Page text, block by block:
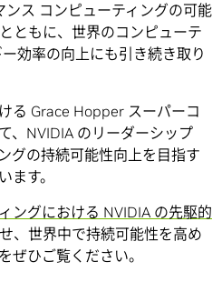
ス コンピューティングの可能
ともに、世界のコンピューテ
効率の向上にも引き続き取り
る Grace Hopper スーパーコ
、NVIDIA のリーダーシップ
グの持続可能性向上を目指す
ます。
ングにおける NVIDIA の先駆的
、世界中で持続可能性を高め
ぜひご覧ください。